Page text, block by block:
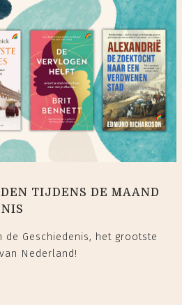
TIJDENS DE MAAND
de Geschiedenis, het grootste
Nederland!